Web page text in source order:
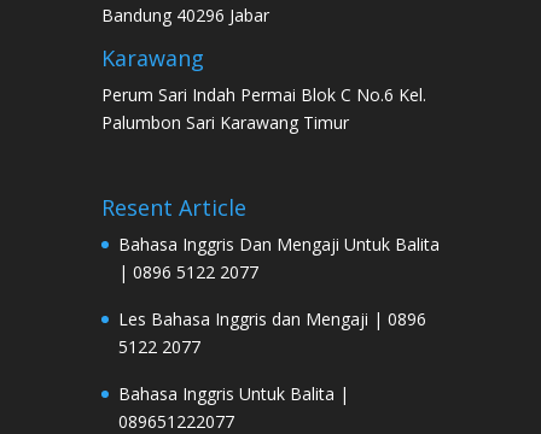
Bandung 40296 Jabar
Karawang
Perum Sari Indah Permai Blok C No.6 Kel.
Palumbon Sari Karawang Timur
Resent Article
Bahasa Inggris Dan Mengaji Untuk Balita
| 0896 5122 2077
Les Bahasa Inggris dan Mengaji | 0896
5122 2077
Bahasa Inggris Untuk Balita |
089651222077